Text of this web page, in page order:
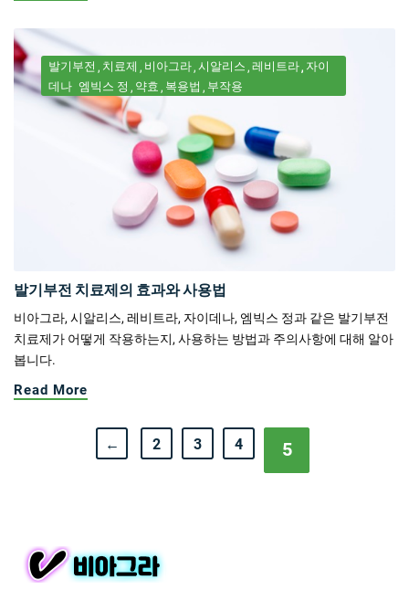
발기부전 치료제 비아그라 시알리스 레비트라 자이
데나 엠빅스 정 약효 복용법 부작용
발기부전 치료제의 효과와 사용법
비아그라, 시알리스, 레비트라, 자이데나, 엠빅스 정과 같은 발기부전
치료제가 어떻게 작용하는지, 사용하는 방법과 주의사항에 대해 알아
봅니다.
Read More
← 2 3 4 5